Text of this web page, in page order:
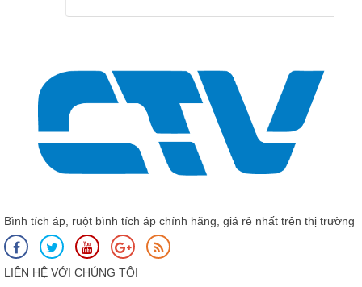
Bình tích áp, ruột bình tích áp chính hãng, giá rẻ nhất trên thị trường
LIÊN HỆ VỚI CHÚNG TÔI